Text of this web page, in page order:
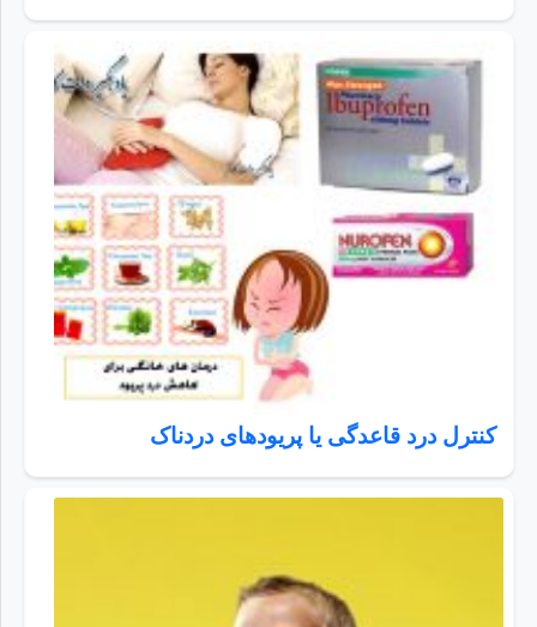
کنترل درد قاعدگی یا پریودهای دردناک